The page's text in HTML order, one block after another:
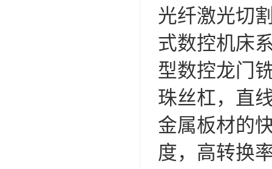
光纤激光切
式数控机床
型数控龙门
珠丝杠，直
金属板材的
度，高转换